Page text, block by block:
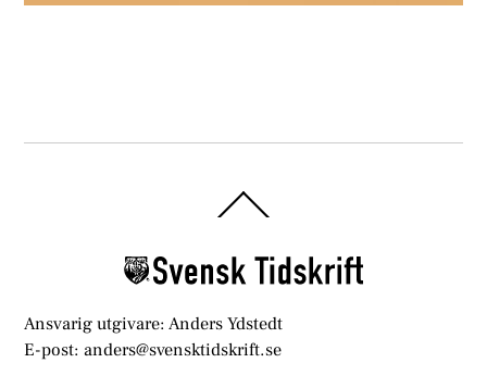
To
Ansvarig utgivare: Anders Ydstedt
E-post: anders@svensktidskrift.se